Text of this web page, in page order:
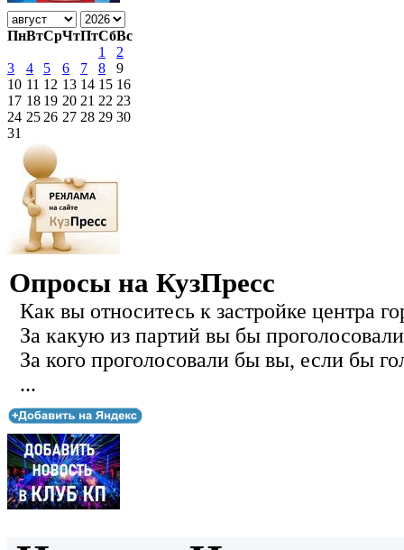
ПнВтСрЧтПтСбВс
1
2
3
4 5 6 7 8
9
10 11 12 13 14 15 16
17 18 19 20 21 22 23
24 25 26 27 28 29 30
31
Опросы на КузПресс
Как вы относитесь к застройке центра
За какую из партий вы бы
За кого проголосовали бы вы, если бы
...